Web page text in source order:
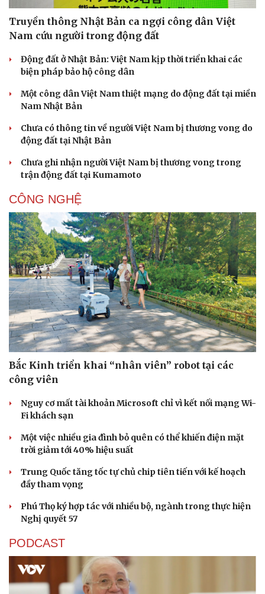
Cây thuốc
Sản phụ khoa
Nhi khoa
Truyền thông Nhật Bản ca ngợi công dân Việt
Nam cứu người trong động đất
Động đất ở Nhật Bản: Việt Nam kịp thời triển khai các
biện pháp bảo hộ công dân
Một công dân Việt Nam thiệt mạng do động đất tại miền
Nam Nhật Bản
Chưa có thông tin về người Việt Nam bị thương vong do
động đất tại Nhật Bản
Chưa ghi nhận người Việt Nam bị thương vong trong
trận động đất tại Kumamoto
CÔNG NGHỆ
Bắc Kinh triển khai “nhân viên” robot tại các
công viên
Nguy cơ mất tài khoản Microsoft chỉ vì kết nối mạng Wi-
Fi khách sạn
Một việc nhiều gia đình bỏ quên có thể khiến điện mặt
trời giảm tới 40% hiệu suất
Trung Quốc tăng tốc tự chủ chip tiên tiến với kế hoạch
đầy tham vọng
Phú Thọ ký hợp tác với nhiều bộ, ngành trong thực hiện
Nghị quyết 57
PODCAST